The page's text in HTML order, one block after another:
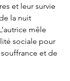
et leur survie
la nuit
mêle
sociale pour
et de